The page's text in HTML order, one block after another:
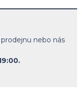
nebo nás